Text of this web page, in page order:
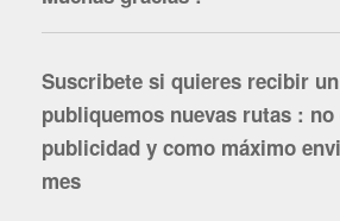
Suscribete si quieres recibir
publiquemos nuevas rutas :
publicidad y como máximo
mes